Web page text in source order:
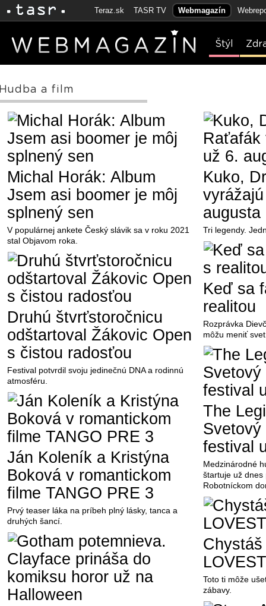
Teraz.sk TASR TV Webmagazín
Štýl
a film
Michal Horák: Album
Jsem asi boomer je môj
splnený sen
V populárnej ankete Český slávik sa v roku 2021
stal Objavom roka.
Druhú štvrťstoročnicu
odštartoval Žákovic Open
s čistou radosťou
Festival potvrdil svoju jedinečnú DNA a rodinnú
atmosféru.
Ján Koleník a Kristýna
Boková v romantickom
filme TANGO PRE 3
Prvý teaser láka na príbeh plný lásky, tanca a
druhých šancí.
Kuko,
augusta
Tri legendy.
Keď sa
realitou
Rozprávka
môžu meniť
The
Svetový
festival
Medzinárodné
štartuje už
Robotníckom
Toto ti môže
zábavy.